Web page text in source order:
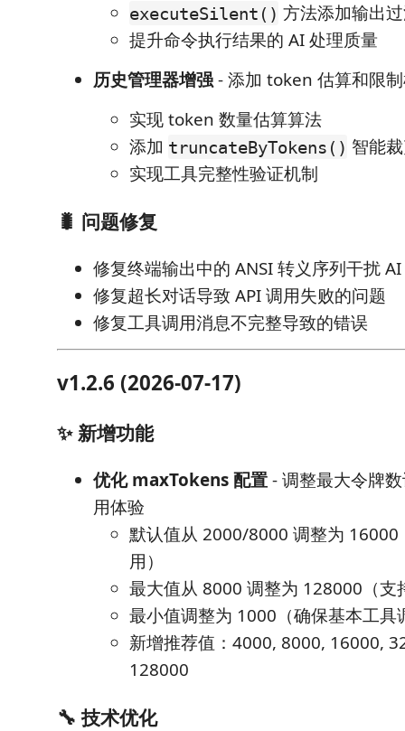
executeSilent() 方法添加输出
提升命令执行结果的 AI 处理质量
历史管理器增强- 添加 token 估算和限
实现 token 数量估算算法
添加 truncateByTokens() 智能
实现工具完整性验证机制
🐛 问题修复
修复终端输出中的 ANSI 转义序列干扰
修复超长对话导致 API 调用失败的问题
修复工具调用消息不完整导致的错误
v1.2.6 (2026-07-17)
✨ 新增功能
优化 maxTokens 配置- 调整最大令牌
用体验
默认值从 2000/8000 调整为 16000
用）
最大值从 8000 调整为 128000（支
最小值调整为 1000（确保基本工具
新增推荐值：4000, 8000, 16000,
128000
🔧 技术优化